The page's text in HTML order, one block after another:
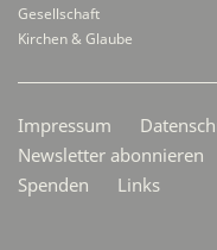
Gesellschaft
Kirchen & Glaube
Impressum
Newsletter abonnieren
Spenden
Links